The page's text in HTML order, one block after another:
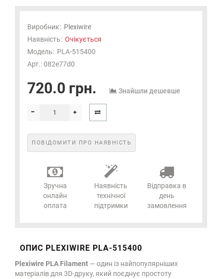
Виробник: Plexiwire
Наявність: Очікується
Модель: PLA-515400
Арт.: 082e77d0
720.0 грн. Знайшли дешевше
ПОВІДОМИТИ ПРО НАЯВНІСТЬ
Зручна
онлайн
оплата
Наявність
технічної
підтримки
Відправка в
день
замовлення
ОПИС PLEXIWIRE PLA-515400
Plexiwire PLA Filament — один із найпопулярніших
матеріалів для 3D-друку, який поєднує простоту